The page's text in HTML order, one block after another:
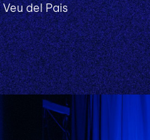
del Pais